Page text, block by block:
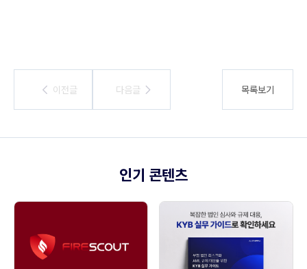
이전글
이전글 다음글
다음글 목록보기
인기 콘텐츠